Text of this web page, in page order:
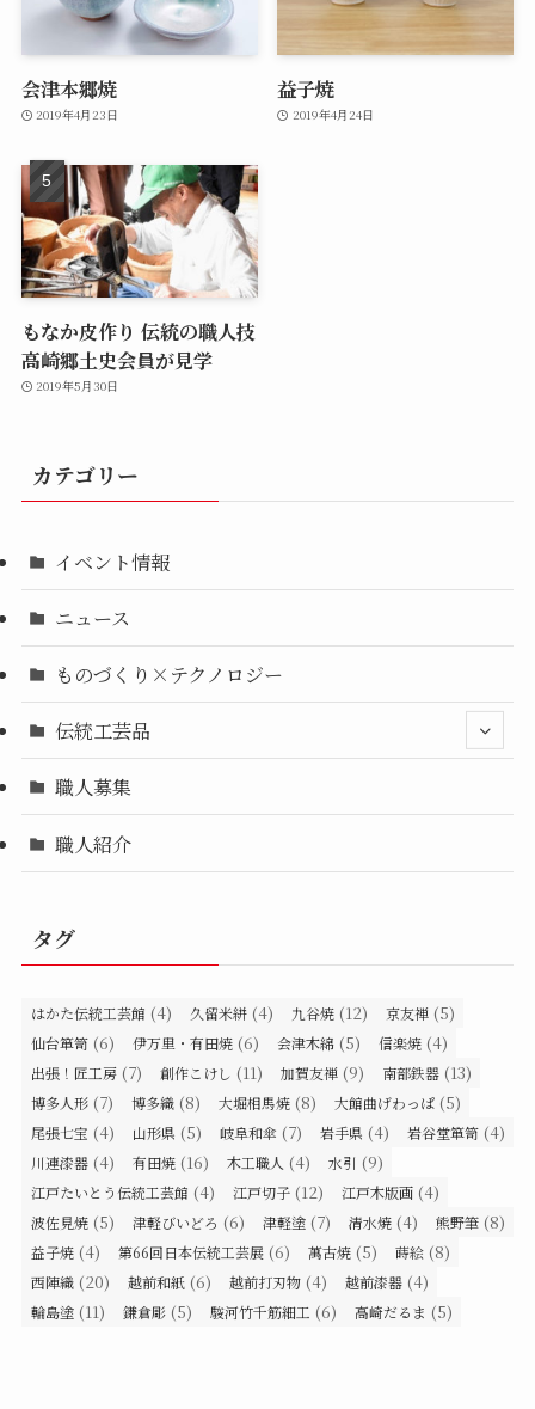
会津本郷焼
2019年4月23日
益子焼
2019年4月24日
もなか皮作り 伝統の職人技
高崎郷土史会員が見学
2019年5月30日
カテゴリー
イベント情報
ニュース
ものづくり×テクノロジー
伝統工芸品
職人募集
職人紹介
タグ
はかた伝統工芸館 (4) 久留米絣 (4) 九谷焼 (12) 京友禅 (5)
仙台箪笥 (6) 伊万里・有田焼 (6) 会津木綿 (5) 信楽焼 (4)
出張！匠工房 (7) 創作こけし (11) 加賀友禅 (9) 南部鉄器 (13)
博多人形 (7) 博多織 (8) 大堀相馬焼 (8) 大館曲げわっぱ (5)
尾張七宝 (4) 山形県 (5) 岐阜和傘 (7) 岩手県 (4) 岩谷堂箪笥 (4)
川連漆器 (4) 有田焼 (16) 木工職人 (4) 水引 (9)
江戸たいとう伝統工芸館 (4) 江戸切子 (12) 江戸木版画 (4)
波佐見焼 (5) 津軽びいどろ (6) 津軽塗 (7) 清水焼 (4) 熊野筆 (8)
益子焼 (4) 第66回日本伝統工芸展 (6) 萬古焼 (5) 蒔絵 (8)
西陣織 (20) 越前和紙 (6) 越前打刃物 (4) 越前漆器 (4)
輪島塗 (11) 鎌倉彫 (5) 駿河竹千筋細工 (6) 高崎だるま (5)